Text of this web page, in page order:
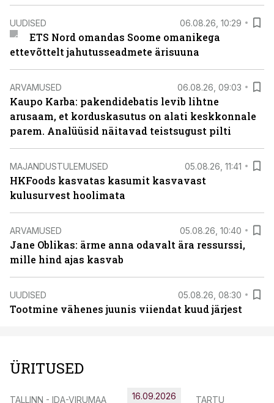
UUDISED 06.08.26, 10:29
ETS Nord omandas Soome omanikega
ettevõttelt jahutusseadmete ärisuuna
ARVAMUSED 06.08.26, 09:03
Kaupo Karba: pakendidebatis levib lihtne
arusaam, et korduskasutus on alati keskkonnale
parem. Analüüsid näitavad teistsugust pilti
MAJANDUSTULEMUSED 05.08.26, 11:41
HKFoods kasvatas kasumit kasvavast
kulusurvest hoolimata
ARVAMUSED 05.08.26, 10:40
Jane Oblikas: ärme anna odavalt ära ressurssi,
mille hind ajas kasvab
UUDISED 05.08.26, 08:30
Tootmine vähenes juunis viiendat kuud järjest
ÜRITUSED
TALLINN - IDA-VIRUMAA 16.09.2026 TARTU